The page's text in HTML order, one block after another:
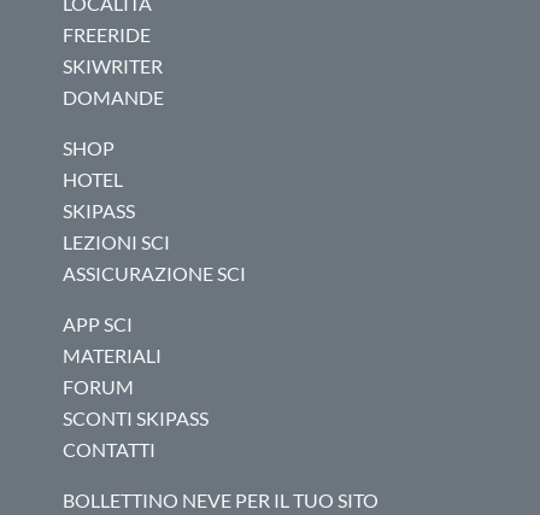
FREERIDE
SKIWRITER
DOMANDE
SHOP
HOTEL
SKIPASS
LEZIONI SCI
ASSICURAZIONE SCI
APP SCI
MATERIALI
FORUM
SCONTI SKIPASS
CONTATTI
BOLLETTINO NEVE PER IL TUO SITO